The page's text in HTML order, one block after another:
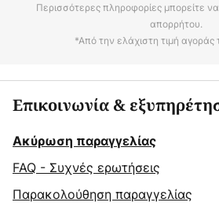
Περισσότερες πληροφορίες μπορείτε να
απορρήτου.
*Από την ελάχιστη τιμή
Επικοινωνία &
Ακύρωση παραγγελίας
FAQ - Συχνές ερωτήσεις
Παρακολούθηση παραγγελίας